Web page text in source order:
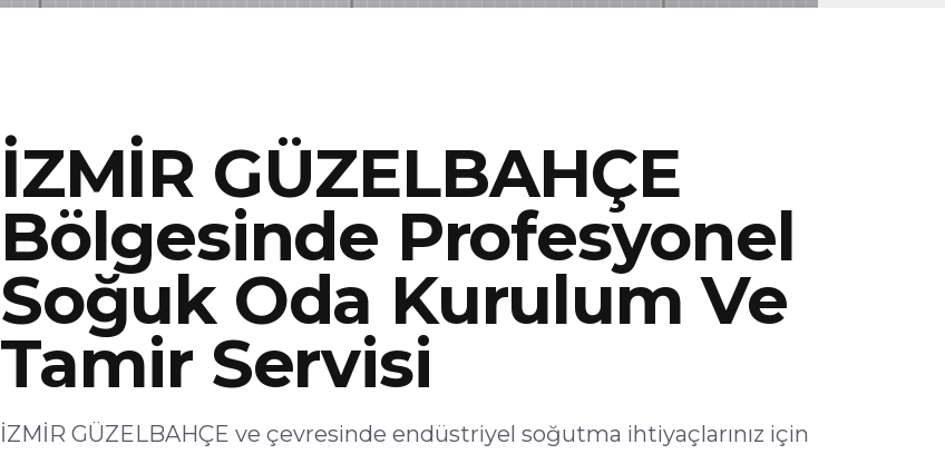
İZMİR GÜZELBAHÇE
Bölgesinde Profesyonel
Soğuk Oda Kurulum Ve
Tamir Servisi
İZMİR GÜZELBAHÇE ve çevresinde endüstriyel soğutma ihtiyaçlarınız için